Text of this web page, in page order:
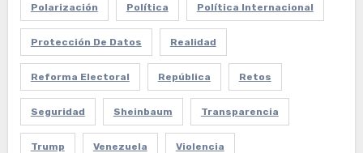
Polarización Política Política Internacional
Protección De Datos Realidad
Reforma Electoral República Retos
Seguridad Sheinbaum Transparencia
Trump Venezuela Violencia